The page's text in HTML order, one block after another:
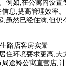
例如,在公寓内设
息,提高管理效率。
虽然已经住满,但
路店客房实景
住环境要求更高,
途羚公寓直营店,